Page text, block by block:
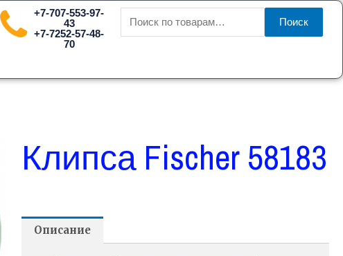
+7-707-553-97-
43
+7-7252-57-48-
70
Искать:
Поиск
Клипса Fischer 58183
Описание